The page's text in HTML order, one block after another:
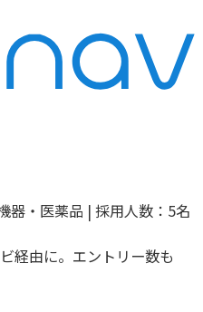
器・医薬品 | 採用人数：5名
経由に。エントリー数も